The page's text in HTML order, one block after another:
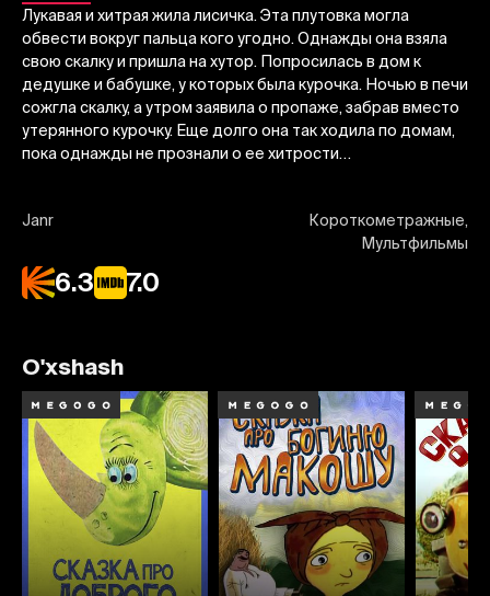
Лукавая и хитрая жила лисичка. Эта плутовка могла
обвести вокруг пальца кого угодно. Однажды она взяла
свою скалку и пришла на хутор. Попросилась в дом к
дедушке и бабушке, у которых была курочка. Ночью в печи
сожгла скалку, а утром заявила о пропаже, забрав вместо
утерянного курочку. Еще долго она так ходила по домам,
пока однажды не прознали о ее хитрости…
Janr
Короткометражные,
Мультфильмы
6.3 7.0
O'xshash